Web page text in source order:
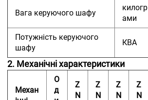
Вага керуючого шафу
килогр
ами
Потужність керуючого
шафу
КВА
2. Механічні характеристики
Механ
О
д
Z
N
Z
N
Z
N
Z
N